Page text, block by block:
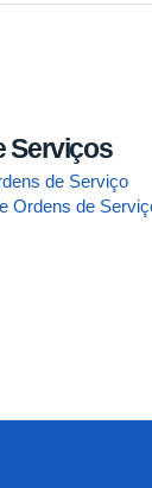
Serviços
de Serviço
Ordens de